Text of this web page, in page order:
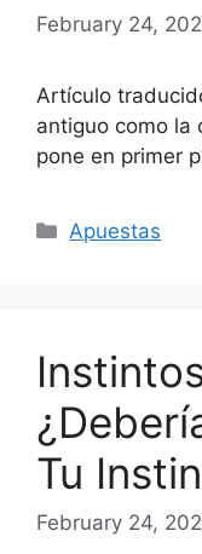
February 24,
Artículo
antiguo como la
pone en primer
Categories
Apuestas
Tu
February 24,